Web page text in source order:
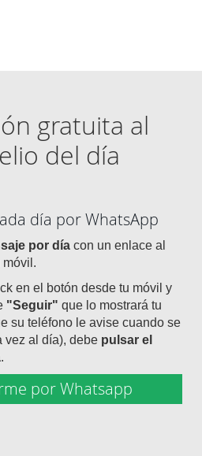
gratuita al
del día
día por WhatsApp
por día con un enlace al
móvil.
en el botón desde tu móvil y
"Seguir" que lo mostrará tu
su teléfono le avise cuando se
vez al día), debe pulsar el
.
por Whatsapp